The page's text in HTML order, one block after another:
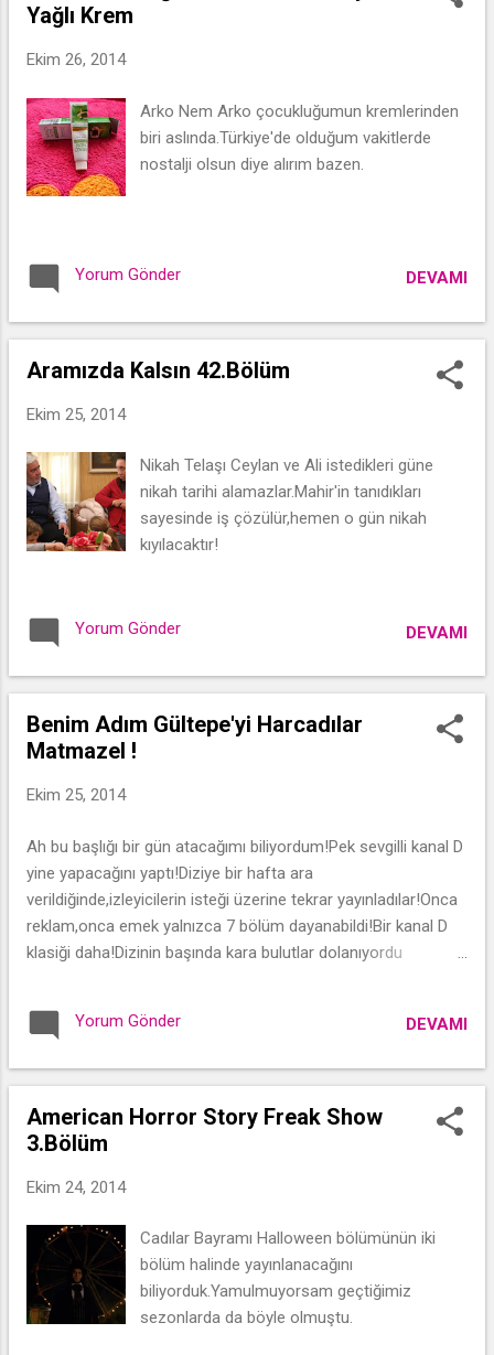
Yağlı Krem
Ekim 26, 2014
Arko Nem Arko çocukluğumun kremlerinden
biri aslında.Türkiye'de olduğum vakitlerde
nostalji olsun diye alırım bazen.
Yorum Gönder DEVAMI
Aramızda Kalsın 42.Bölüm
Ekim 25, 2014
Nikah Telaşı Ceylan ve Ali istedikleri güne
nikah tarihi alamazlar.Mahir'in tanıdıkları
sayesinde iş çözülür,hemen o gün nikah
kıyılacaktır!
Yorum Gönder DEVAMI
Benim Adım Gültepe'yi Harcadılar
Matmazel !
Ekim 25, 2014
Ah bu başlığı bir gün atacağımı biliyordum!Pek sevgilli kanal D
yine yapacağını yaptı!Diziye bir hafta ara
verildiğinde,izleyicilerin isteği üzerine tekrar yayınladılar!Onca
reklam,onca emek yalnızca 7 bölüm dayanabildi!Bir kanal D
klasiği daha!Dizinin başında kara bulutlar dolanıyordu
canavarı ,kaliteli bir yapımı daha yok etti!Belki başka bir kanal
Benden size tavsiye sevgili kanal D,dizilerinizde bol bol
yakışıklı mankenler olsun.Sesleri de şööyle seksi,iç gıcıklayıcı
dublaj olsun.Konu mu? Aman canım bulursunuz bir konu ne
iş!Haydi eyvallah! Gece Saçlı Kız
Yorum Gönder DEVAMI
American Horror Story Freak Show
3.Bölüm
Ekim 24, 2014
Cadılar Bayramı Halloween bölümünün iki
bölüm halinde yayınlanacağını
biliyorduk.Yamulmuyorsam geçtiğimiz
sezonlarda da böyle olmuştu.